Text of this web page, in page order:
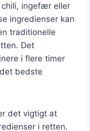
chili, ingefær eller
ingredienser kan
traditionelle
Det
i flere timer
bedste
det vigtigt at
i retten.